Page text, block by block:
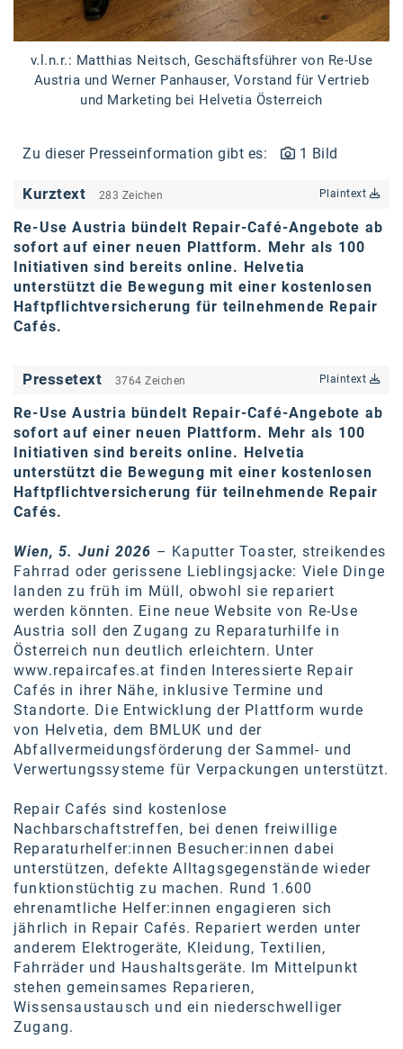
Interzero
karriere.at
Ketchum GmbH
Kostenwahrheit
Kyndryl
LWND
Mastercard
NEOH
Nespresso
Oral-B
PAYBACK
Planted
P&G
RIC
Schiefer Rechtsanwälte
Security KAG
smart
Smile Österreich
Strategie Austria
Strategy&
SW Umwelttechnik
TEDAI
TheVentury
VELUX
vivo
WALTER GROUP
v.l.n.r.: Matthias Neitsch, Geschäftsführer von Re-Use
Austria und Werner Panhauser, Vorstand für Vertrieb
und Marketing bei Helvetia Österreich
Zu dieser Presseinformation gibt es: 1 Bild
Kurztext 283 Zeichen Plaintext
Re-Use Austria bündelt Repair-Café-Angebote ab
sofort auf einer neuen Plattform. Mehr als 100
Initiativen sind bereits online. Helvetia
unterstützt die Bewegung mit einer kostenlosen
Haftpflichtversicherung für teilnehmende Repair
Cafés.
Pressetext 3764 Zeichen Plaintext
Re-Use Austria bündelt Repair-Café-Angebote ab
sofort auf einer neuen Plattform. Mehr als 100
Initiativen sind bereits online. Helvetia
unterstützt die Bewegung mit einer kostenlosen
Haftpflichtversicherung für teilnehmende Repair
Cafés.
Wien, 5. Juni 2026 – Kaputter Toaster, streikendes
Fahrrad oder gerissene Lieblingsjacke: Viele Dinge
landen zu früh im Müll, obwohl sie repariert
werden könnten. Eine neue Website von Re-Use
Austria soll den Zugang zu Reparaturhilfe in
Österreich nun deutlich erleichtern. Unter
www.repaircafes.at finden Interessierte Repair
Cafés in ihrer Nähe, inklusive Termine und
Standorte. Die Entwicklung der Plattform wurde
von Helvetia, dem BMLUK und der
Abfallvermeidungsförderung der Sammel- und
Verwertungssysteme für Verpackungen unterstützt.
Repair Cafés sind kostenlose
Nachbarschaftstreffen, bei denen freiwillige
Reparaturhelfer:innen Besucher:innen dabei
unterstützen, defekte Alltagsgegenstände wieder
funktionstüchtig zu machen. Rund 1.600
ehrenamtliche Helfer:innen engagieren sich
jährlich in Repair Cafés. Repariert werden unter
anderem Elektrogeräte, Kleidung, Textilien,
Fahrräder und Haushaltsgeräte. Im Mittelpunkt
stehen gemeinsames Reparieren,
Wissensaustausch und ein niederschwelliger
Zugang.